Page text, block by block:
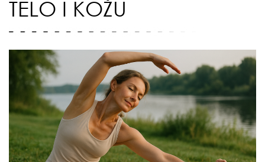
TELO I KOŽU